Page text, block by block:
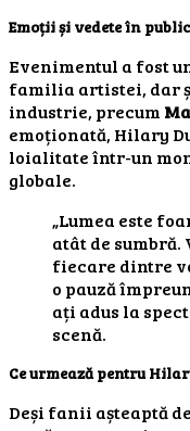
Emoții și vedete în public
Evenimentul a fost
familia artistei, dar
industrie, precum
emoționată, Hilary
loialitate într-un
globale.
„Lumea este
atât de sumbră.
fiecare dintre
o pauză
ați adus la
scenă.
Ce urmează pentru
Deși fanii așteaptă